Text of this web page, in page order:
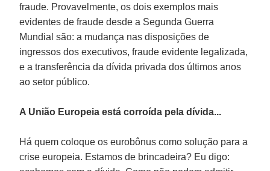
fraude. Provavelmente, os dois exemplos mais
evidentes de fraude desde a Segunda Guerra
Mundial são: a mudança nas disposições de
ingressos dos executivos, fraude evidente legalizada,
e a transferência da dívida privada dos últimos anos
ao setor público.
A União Europeia está corroída pela dívida...
Há quem coloque os eurobônus como solução para a
crise europeia. Estamos de brincadeira? Eu digo: